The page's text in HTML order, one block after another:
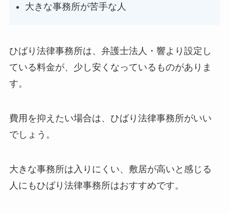
大きな事務所が苦手な人
ひばり法律事務所は、弁護士法人・響より設定し
ている料金が、少し安くなっているものがありま
す。
費用を抑えたい場合は、ひばり法律事務所がいい
でしょう。
大きな事務所は入りにくい、敷居が高いと感じる
人にもひばり法律事務所はおすすめです。